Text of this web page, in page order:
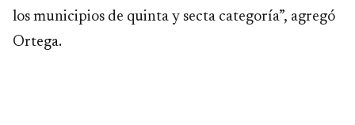
los municipios de quinta y secta categoría”, agregó
Ortega.